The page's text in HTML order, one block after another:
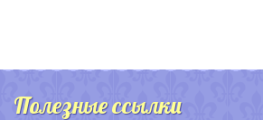
Полезные ссылки